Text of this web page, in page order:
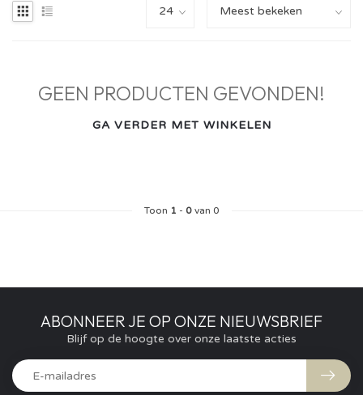
GEEN PRODUCTEN GEVONDEN!
GA VERDER MET WINKELEN
Toon 1 - 0van 0
ABONNEER JE OP ONZE NIEUWSBRIEF
Blijf op de hoogte over onze laatste acties